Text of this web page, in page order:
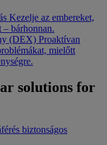
Kezelje az embereket,
– bárhonnan.
(DEX) Proaktívan
mielőtt
solutions for
biztonságos